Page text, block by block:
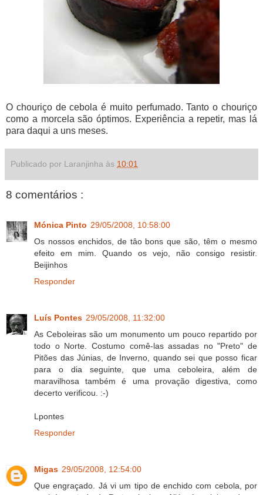
O chouriço de cebola é muito perfumado. Tanto o chouriço
como a morcela são óptimos. Experiência a repetir, mas lá
para daqui a uns meses.
Publicado por Laranjinha às 10:01
8 comentários :
Mónica Pinto 29/05/2008, 10:58:00
Os nossos enchidos, de tâo bons que são, têm o mesmo
efeito em mim. Quando os vejo, não consigo resistir.
Beijinhos
Responder
Luís Pontes 29/05/2008, 11:32:00
As Ceboleiras são um monumento um pouco repartido por
todo o Norte. Costumo comê-las assadas no "Preto" de
Pitões das Júnias, de Inverno, quando sei que posso ficar
para o dia seguinte, que uma ceboleira, além de
maravilhosa também é uma provação digestiva, como
decerto verificou. :-)
Lpontes
Responder
Migas 29/05/2008, 12:54:00
Que engraçado. Já vi um tipo de enchido com cebola, por